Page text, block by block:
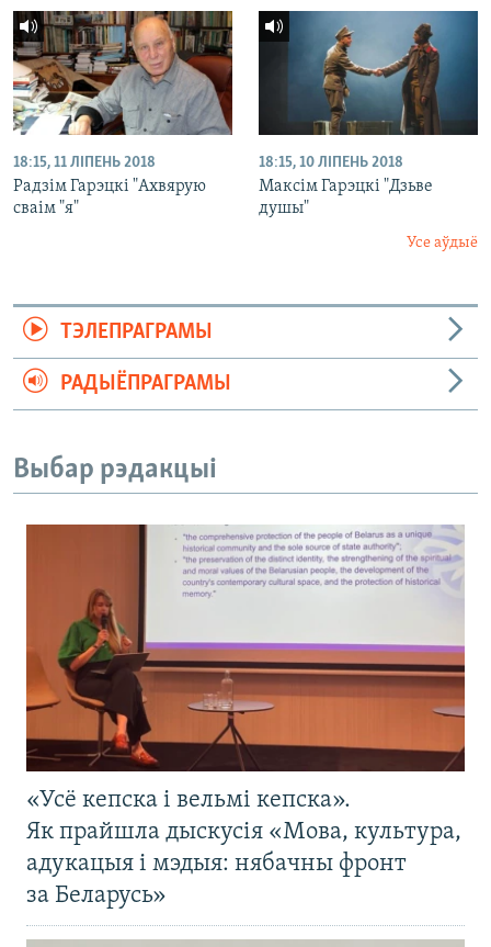
18:15, 11 ЛІПЕНЬ 2018
Радзім Гарэцкі "Ахвярую
сваім "я"
18:15, 10 ЛІПЕНЬ 2018
Максім Гарэцкі "Дзьве
душы"
Усе аўдыё
ТЭЛЕПРАГРАМЫ
РАДЫЁПРАГРАМЫ
Выбар рэдакцыі
«Усё кепска і вельмі кепска».
Як прайшла дыскусія «Мова, культура,
адукацыя і мэдыя: нябачны фронт
за Беларусь»